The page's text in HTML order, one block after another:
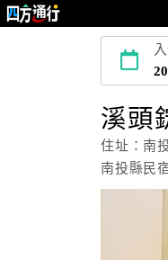
溪頭
住址：南
南投縣民